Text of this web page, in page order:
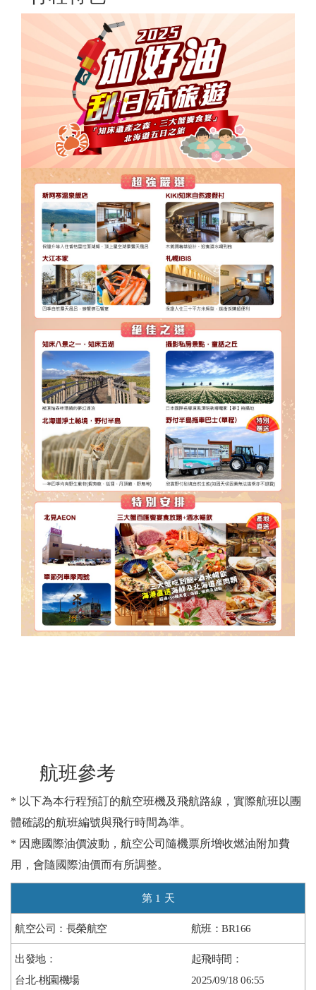
航班參考
* 以下為本行程預訂的航空班機及飛航路線，實際航班以團
體確認的航班編號與飛行時間為準。
* 因應國際油價波動，航空公司隨機票所增收燃油附加費
用，會隨國際油價而有所調整。
1
長榮航空 BR166
台北-桃園機場 2025/09/18 06:55